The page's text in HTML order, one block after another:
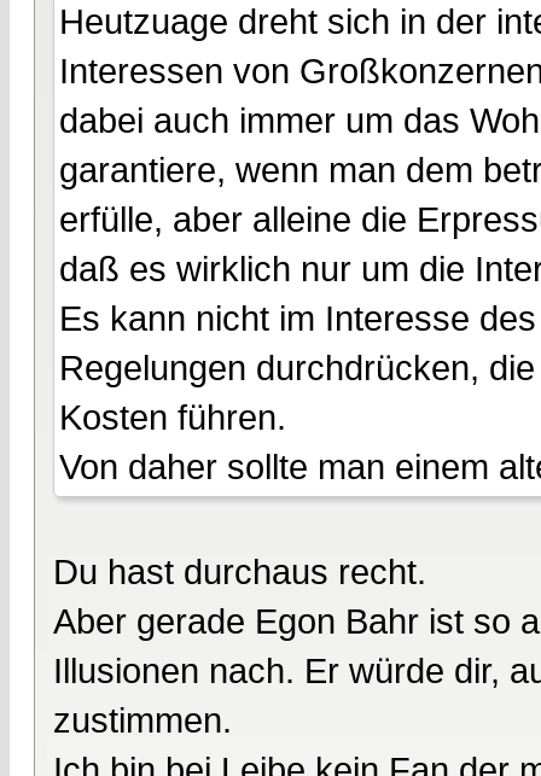
Heutzuage dreht sich in der
Interessen von
dabei auch immer um das
garantiere, wenn man dem
erfülle, aber alleine die
daß es wirklich nur um die
Es kann nicht im Interesse
Regelungen durchdrücken,
Kosten führen.
Von daher sollte man einem
Du hast durchaus recht.
Aber gerade Egon Bahr ist so
Illusionen nach. Er würde dir,
zustimmen.